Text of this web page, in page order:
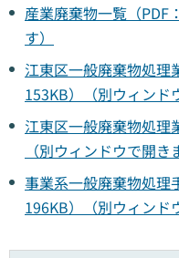
産業廃棄物一覧（PDF
す）
江東区一般廃棄物処理
153KB）（別ウィンド
江東区一般廃棄物処理
（別ウィンドウで開き
事業系一般廃棄物処理
196KB）（別ウィンド